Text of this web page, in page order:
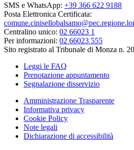
SMS e WhatsApp: +39 366 622 9188
Posta Elettronica Certificata:
Centralino unico: 02 66023 1
Per informazioni: 02 66023 555
Sito registrato al Tribunale di Monza n.
Leggi le FAQ
Prenotazione appuntamento
Segnalazione disservizio
Amministrazione Trasparente
Informativa privacy
Cookie Policy
Note legali
Dichiarazione di accessibilità